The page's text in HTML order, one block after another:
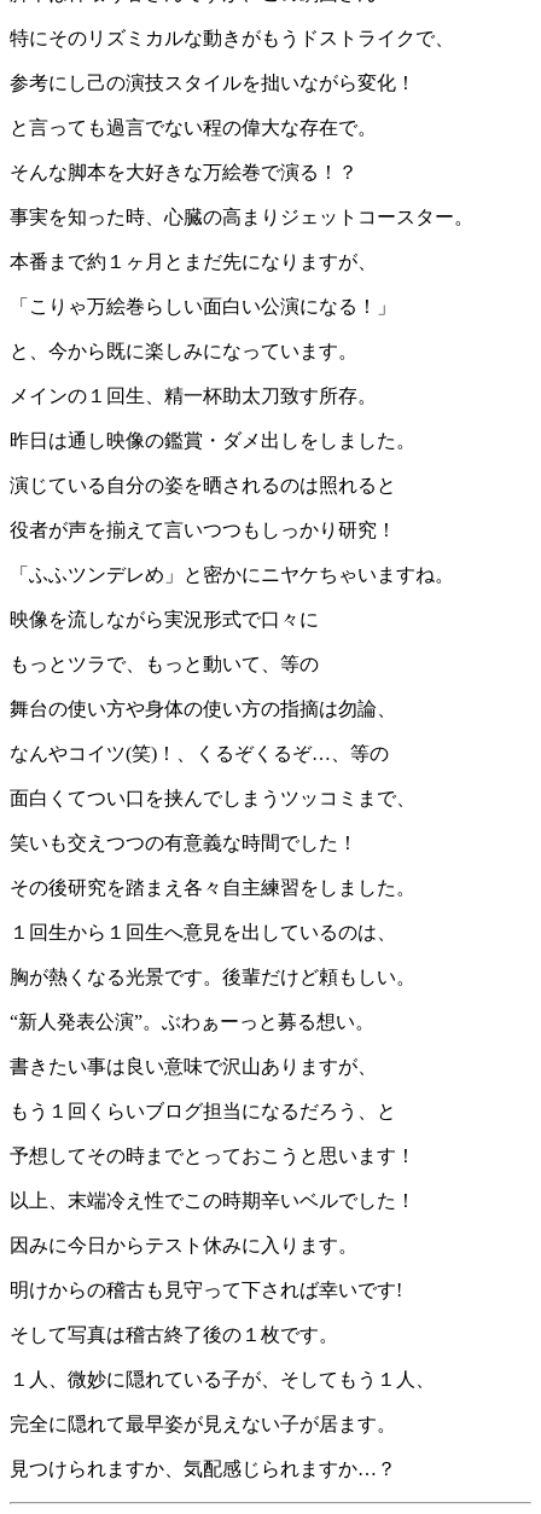
特にそのリズミカルな動きがもうドストライクで、
参考にし己の演技スタイルを拙いながら変化！
と言っても過言でない程の偉大な存在で。
そんな脚本を大好きな万絵巻で演る！？
事実を知った時、心臓の高まりジェットコースター。
本番まで約１ヶ月とまだ先になりますが、
「こりゃ万絵巻らしい面白い公演になる！」
と、今から既に楽しみになっています。
メインの１回生、精一杯助太刀致す所存。
昨日は通し映像の鑑賞・ダメ出しをしました。
演じている自分の姿を晒されるのは照れると
役者が声を揃えて言いつつもしっかり研究！
「ふふツンデレめ」と密かにニヤケちゃいますね。
映像を流しながら実況形式で口々に
もっとツラで、もっと動いて、等の
舞台の使い方や身体の使い方の指摘は勿論、
なんやコイツ(笑)！、くるぞくるぞ…、等の
面白くてつい口を挟んでしまうツッコミまで、
笑いも交えつつの有意義な時間でした！
その後研究を踏まえ各々自主練習をしました。
１回生から１回生へ意見を出しているのは、
胸が熱くなる光景です。後輩だけど頼もしい。
“新人発表公演”。ぶわぁーっと募る想い。
書きたい事は良い意味で沢山ありますが、
もう１回くらいブログ担当になるだろう、と
予想してその時までとっておこうと思います！
以上、末端冷え性でこの時期辛いベルでした！
因みに今日からテスト休みに入ります。
明けからの稽古も見守って下されば幸いです!
そして写真は稽古終了後の１枚です。
１人、微妙に隠れている子が、そしてもう１人、
完全に隠れて最早姿が見えない子が居ます。
見つけられますか、気配感じられますか…？